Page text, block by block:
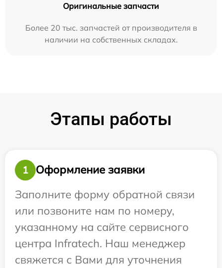
Оригинальные запчасти
Более 20 тыс. запчастей от производителя в
наличии на собственных складах.
Этапы работы
1
Оформление заявки
Заполните форму обратной связи
или позвоните нам по номеру,
указанному на сайте сервисного
центра Infratech. Наш менеджер
свяжется с Вами для уточнения